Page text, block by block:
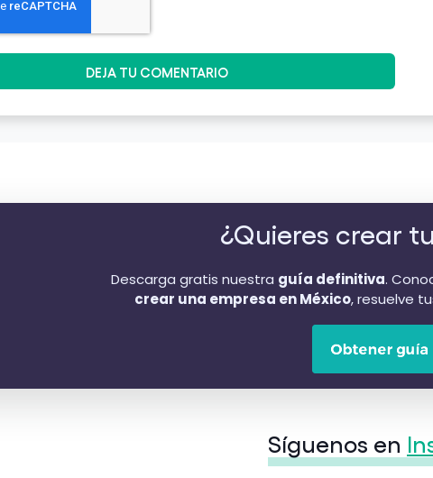
¿Quieres crear
Descarga gratis nuestra guía definitiva.
crear una empresa en México, resuelve
Síguenos en